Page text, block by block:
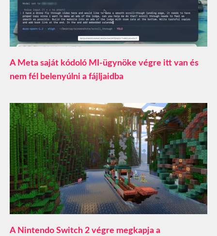
A Meta saját kódoló MI-ügynöke végre itt van és
nem fél belenyúlni a fájljaidba
A Nintendo Switch 2 végre megkapja a